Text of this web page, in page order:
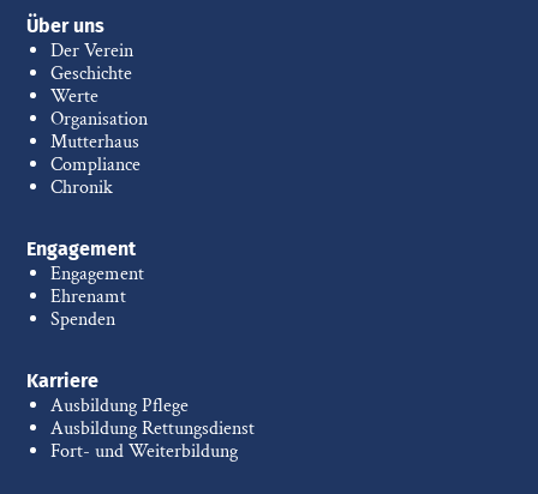
Über uns
Der Verein
Geschichte
Werte
Organisation
Mutterhaus
Compliance
Chronik
Engagement
Engagement
Ehrenamt
Spenden
Karriere
Ausbildung Pflege
Ausbildung Rettungsdienst
Fort- und Weiterbildung